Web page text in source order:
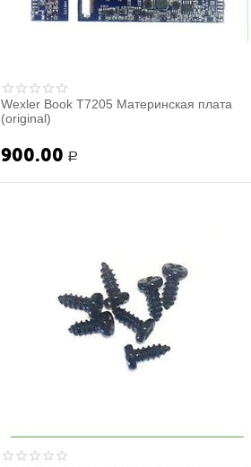
Wexler Book T7205 Материнская плата
(original)
900.00 Р